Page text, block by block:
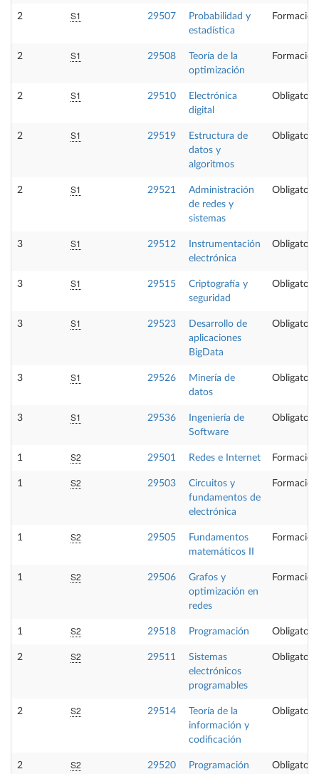
2 S1 29507
Probabilidad y
estadística
2 S1 29508
Teoría de la
optimización
2 S1 29510
Electrónica
digital
Obligatoria
2 S1 29519
Estructura de
datos y
algoritmos
Obligatoria
2 S1 29521
Administración
de redes y
sistemas
Obligatoria
3 S1 29512
Instrumentación
electrónica
Obligatoria
3 S1 29515
Criptografía y
seguridad
Obligatoria
3 S1 29523
Desarrollo de
aplicaciones
BigData
Obligatoria
3 S1 29526
Minería de
datos
Obligatoria
3 S1 29536
Ingeniería de
Software
Obligatoria
1 S2 29501 Redes e Internet
1 S2 29503
Circuitos y
fundamentos de
electrónica
1 S2 29505
Fundamentos
matemáticos II
1 S2 29506
Grafos y
optimización en
redes
1 S2 29518 Programación Obligatoria
2 S2 29511
Sistemas
electrónicos
programables
Obligatoria
2 S2 29514
Teoría de la
información y
codificación
Obligatoria
2 S2 29520
Programación
Obligatoria